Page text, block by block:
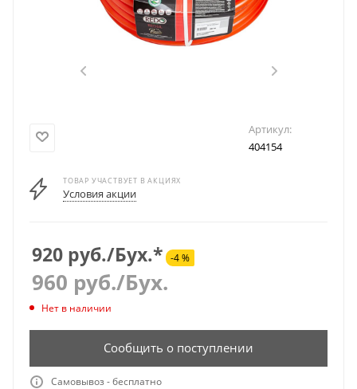
Артикул:
404154
ТОВАР УЧАСТВУЕТ В АКЦИЯХ
Условия акции
920 руб./Бух.* -4 %
960 руб./Бух.
Нет в наличии
Сообщить о поступлении
Самовывоз - бесплатно